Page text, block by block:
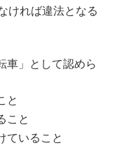
ければ違法となる
車」として認めら
と
こと
ていること